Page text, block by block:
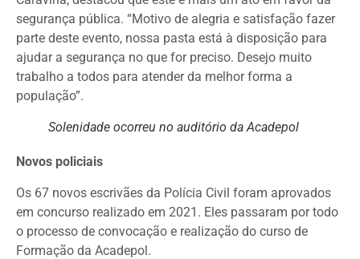
segurança pública. “Motivo de alegria e satisfação fazer
parte deste evento, nossa pasta está à disposição para
ajudar a segurança no que for preciso. Desejo muito
trabalho a todos para atender da melhor forma a
população”.
Solenidade ocorreu no auditório da Acadepol
Novos policiais
Os 67 novos escrivães da Polícia Civil foram aprovados
em concurso realizado em 2021. Eles passaram por todo
o processo de convocação e realização do curso de
Formação da Acadepol.